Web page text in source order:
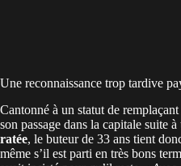
Une reconnaissance trop tardive
Cantonné à un statut de
son passage dans la capitale suite à
ratée, le buteur de 33 ans tient
même s’il est parti en très bons